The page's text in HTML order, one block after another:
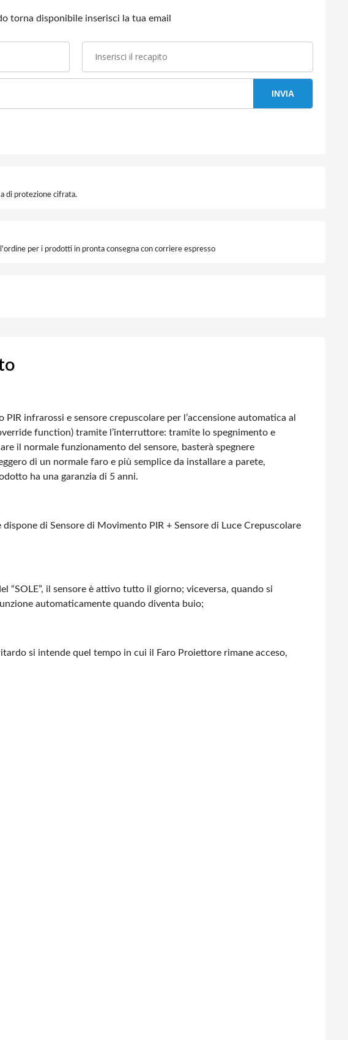
torna disponibile inserisci la tua email
INVIA
di protezione cifrata.
per i prodotti in pronta consegna con corriere espresso
infrarossi e sensore crepuscolare per l’accensione automatica al
function) tramite l’interruttore: tramite lo spegnimento e
il normale funzionamento del sensore, basterà spegnere
di un normale faro e più semplice da installare a parete,
ha una garanzia di 5 anni.
di Sensore di Movimento PIR + Sensore di Luce Crepuscolare
“SOLE”, il sensore è attivo tutto il giorno; viceversa, quando si
automaticamente quando diventa buio;
si intende quel tempo in cui il Faro Proiettore rimane acceso,